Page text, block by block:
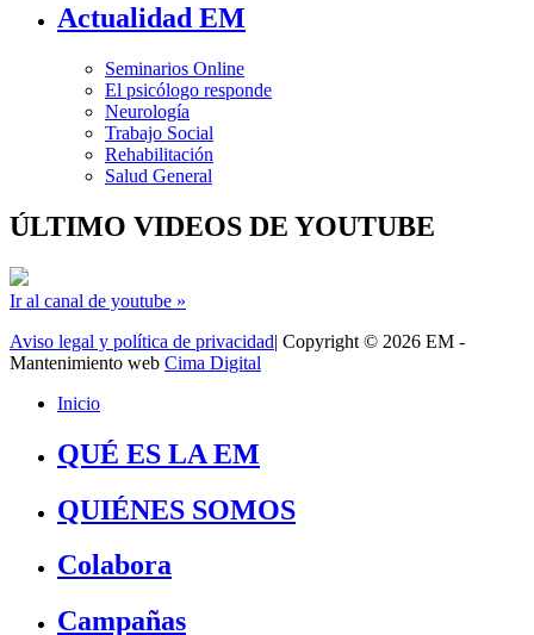
Actualidad EM
Seminarios Online
El psicólogo responde
Neurología
Trabajo Social
Rehabilitación
Salud General
ÚLTIMO VIDEOS DE YOUTUBE
Ir al canal de youtube »
Aviso legal y política de privacidad| Copyright © 2026 EM -
Mantenimiento web Cima Digital
Inicio
QUÉ ES LA EM
QUIÉNES SOMOS
Colabora
Campañas